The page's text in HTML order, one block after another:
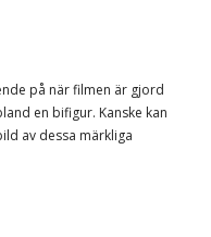
på när filmen är gjord
en bifigur. Kanske kan
av dessa märkliga